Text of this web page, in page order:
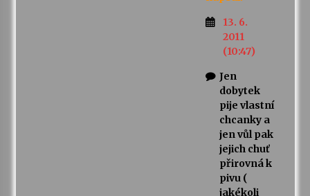
13. 6.
2011
(10:47)
Jen
dobytek
pije vlastní
chcanky a
jen vůl pak
jejich chuť
přirovná k
pivu (
jakékoli